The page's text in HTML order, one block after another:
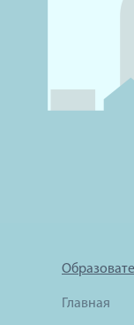
Главная